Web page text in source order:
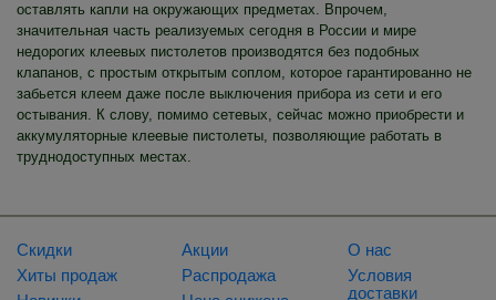
оставлять капли на окружающих предметах. Впрочем,
значительная часть реализуемых сегодня в России и мире
недорогих клеевых пистолетов производятся без подобных
клапанов, с простым открытым соплом, которое гарантированно не
забьется клеем даже после выключения прибора из сети и его
остывания. К слову, помимо сетевых, сейчас можно приобрести и
аккумуляторные клеевые пистолеты, позволяющие работать в
труднодоступных местах.
Скидки
Хиты продаж
Акции
Распродажа
О нас
Условия
доставки